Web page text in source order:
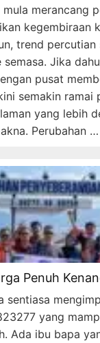
merancang
kegembiraan
trend
semasa. Jika
pusat
semakin ramai
yang lebih
Perubahan …
Penuh
sentiasa
yang
Ada ibu bapa